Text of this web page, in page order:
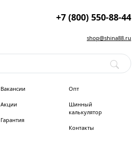
+7 (800) 550-88-44
shop@shina88.ru
Вакансии
Акции
Гарантия
Опт
Шинный
калькулятор
Контакты